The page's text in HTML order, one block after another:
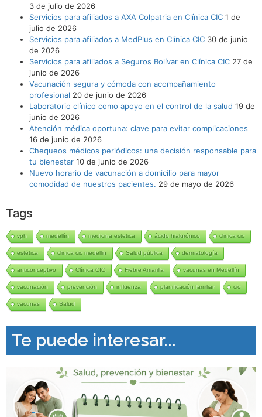
3 de julio de 2026
Servicios para afiliados a AXA Colpatria en Clínica CIC 1 de
julio de 2026
Servicios para afiliados a MedPlus en Clínica CIC 30 de junio
de 2026
Servicios para afiliados a Seguros Bolívar en Clínica CIC 27 de
junio de 2026
Vacunación segura y cómoda con acompañamiento
profesional 20 de junio de 2026
Laboratorio clínico como apoyo en el control de la salud 19 de
junio de 2026
Atención médica oportuna: clave para evitar complicaciones
16 de junio de 2026
Chequeos médicos periódicos: una decisión responsable para
tu bienestar 10 de junio de 2026
Nuevo horario de vacunación a domicilio para mayor
comodidad de nuestros pacientes. 29 de mayo de 2026
Tags
vph medellín medicina estetica ácido hialurónico clinica cic
estética clinica cic medellin Salud pública dermatología
anticonceptivo Clínica CIC Fiebre Amarilla vacunas en Medellín
vacunación prevención influenza planificación familiar cic
vacunas Salud
Te puede interesar...